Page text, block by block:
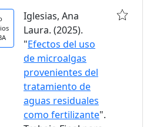
Iglesias, Ana
Laura. (2025).
"Efectos del uso
de microalgas
provenientes del
tratamiento de
aguas residuales
como fertilizante".